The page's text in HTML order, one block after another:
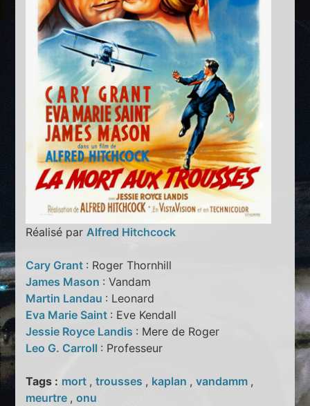
Réalisé par Alfred Hitchcock
Cary Grant : Roger Thornhill
James Mason : Vandam
Martin Landau : Leonard
Eva Marie Saint : Eve Kendall
Jessie Royce Landis : Mere de Roger
Leo G. Carroll : Professeur
Tags : mort ,trousses , kaplan ,vandamm ,
meurtre ,onu